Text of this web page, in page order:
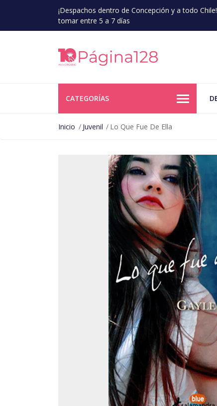
¡Despachos dentro de Concepción y a todo
tomar entre 5 a 7 días
CATEGORÍAS
Inicio Juvenil Lo Que Fue De Ella